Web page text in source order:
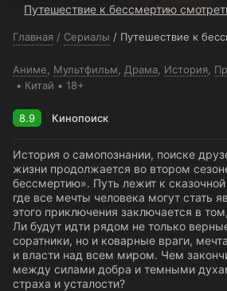
Путешествие к бессмертию
Главная / Сериалы / Путешествие к
Аниме Мультфильм Драма История
Китай
18+
8.9 Кинопоиск
История о самопознании, поиске
жизни продолжается во втором
бессмертию». Путь лежит к
где все мечты человека могут стать
этого приключения заключается в
Ли будут идти рядом не только
соратники, но и коварные враги,
и власти над всем миром. Чем
между силами добра и темными
страха и усталости?